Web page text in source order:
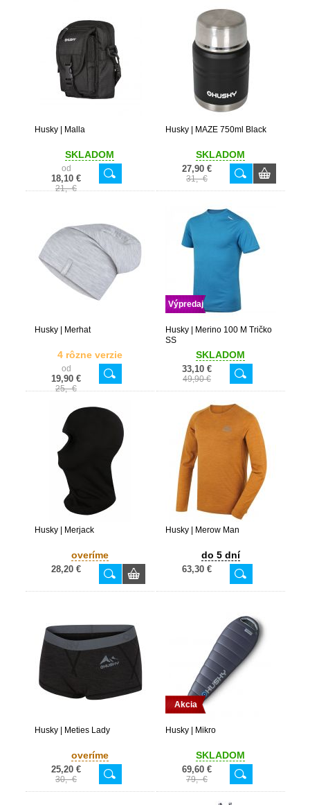
Husky | Malla
SKLADOM
od
18,10 €
21,- €
Husky | MAZE 750ml Black
SKLADOM
27,90 €
31,- €
Husky | Merhat
4 rôzne verzie
od
19,90 €
25,- €
Výpredaj
Husky | Merino 100 M Tričko
SS
SKLADOM
33,10 €
49,90 €
Husky | Merjack
overíme
28,20 €
Husky | Merow Man
do 5 dní
63,30 €
Husky | Meties Lady
overíme
25,20 €
30,- €
Akcia
Husky | Mikro
SKLADOM
69,60 €
79,- €